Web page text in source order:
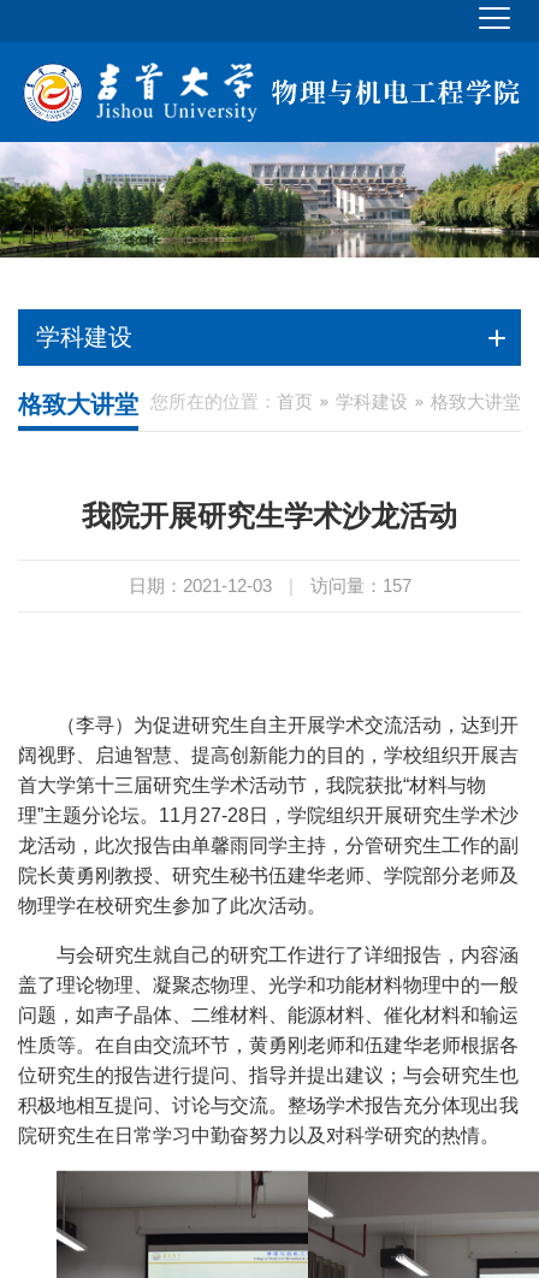
学科建设
您所在的位置： 首页 学科建设 格致大讲堂
格致大讲堂
我院开展研究生学术沙龙活动
日期：2021-12-03 | 访问量： 157
（李寻）为促进研究生自主开展学术交流活动，达到开
阔视野、启迪智慧、提高创新能力的目的，学校组织开展吉
首大学第十三届研究生学术活动节，我院获批“材料与物
理”主题分论坛。 11 月 27-28日，学院组织开展研究生学术沙
龙活动，此次报告由单馨雨同学主持，分管研究生工作的副
院长黄勇刚教授、研究生秘书伍建华老师、学院部分老师及
物理学在校研究生参加了此次活动。
与会研究生就自己的研究工作进行了详细报告，内容涵
盖了理论物理、凝聚态物理、光学和功能材料物理中的一般
问题，如声子晶体、二维材料、能源材料、催化材料和输运
性质等。在自由交流环节，黄勇刚老师和伍建华老师根据各
位研究生的报告进行提问、指导并提出建议；与会研究生也
积极地相互提问、讨论与交流。整场学术报告充分体现出我
院研究生在日常学习中勤奋努力以及对科学研究的热情。